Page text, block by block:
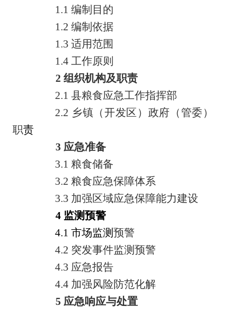
1.1编制目的
1.2编制依据
1.3适用范围
1.4工作原则
2 组织机构及职责
2.1县粮食应急工作指挥部
2.2 乡镇（开发区）政府（管委）
职责
3 应急准备
3.1粮食储备
3.2粮食应急保障体系
3.3 加强区域应急保障能力建设
4 监测预警
4.1 市场监测预警
4.2 突发事件监测预警
4.3 应急报告
4.4 加强风险防范化解
5 应急响应与处置